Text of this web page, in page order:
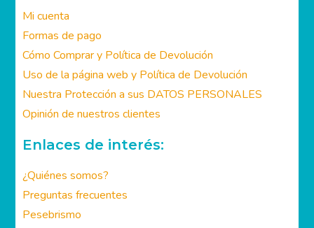
Mi cuenta
Formas de pago
Cómo Comprar y Política de Devolución
Uso de la página web y Política de Devolución
Nuestra Protección a sus DATOS PERSONALES
Opinión de nuestros clientes
Enlaces de interés:
¿Quiénes somos?
Preguntas frecuentes
Pesebrismo